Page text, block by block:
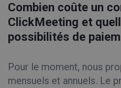
Combien coûte un
ClickMeeting et
possibilités de
Pour le moment, nous
mensuels et annuels. Le